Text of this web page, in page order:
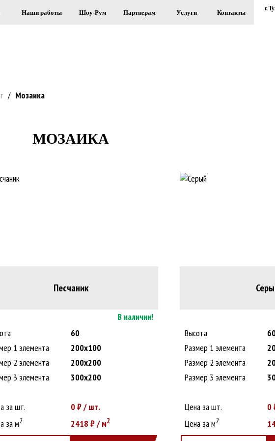
Наши работы Шоу-Рум Партнерам Услуги Контакты
г.
/ Мозаика
МОЗАИКА
Песчаник
В наличии!
60
1 элемента
200х100
2 элемента
200х200
3 элемента
300х200
за шт. 0₽ / шт.
за м2 2418 ₽ / м2
Высота
Размер 1 элемента
Размер 2 элемента
Размер 3 элемента
Цена за шт. 0
Цена за м2